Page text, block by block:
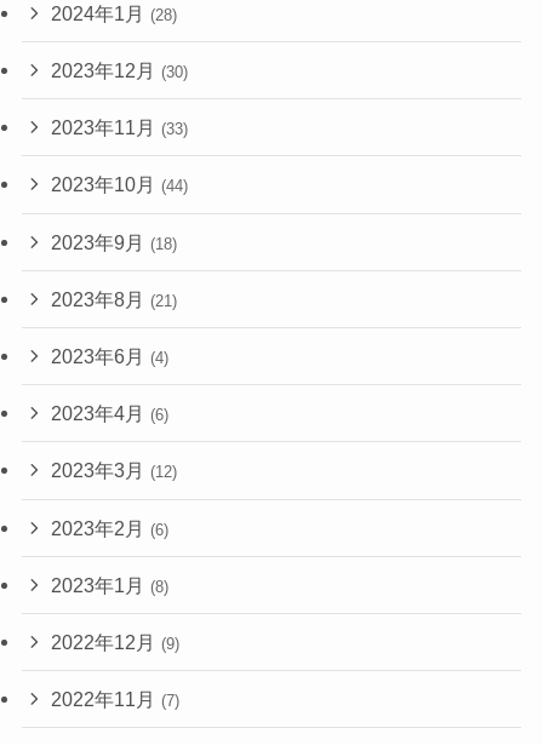
2024年1月 (28)
2023年12月 (30)
2023年11月 (33)
2023年10月 (44)
2023年9月 (18)
2023年8月 (21)
2023年6月 (4)
2023年4月 (6)
2023年3月 (12)
2023年2月 (6)
2023年1月 (8)
2022年12月 (9)
2022年11月 (7)